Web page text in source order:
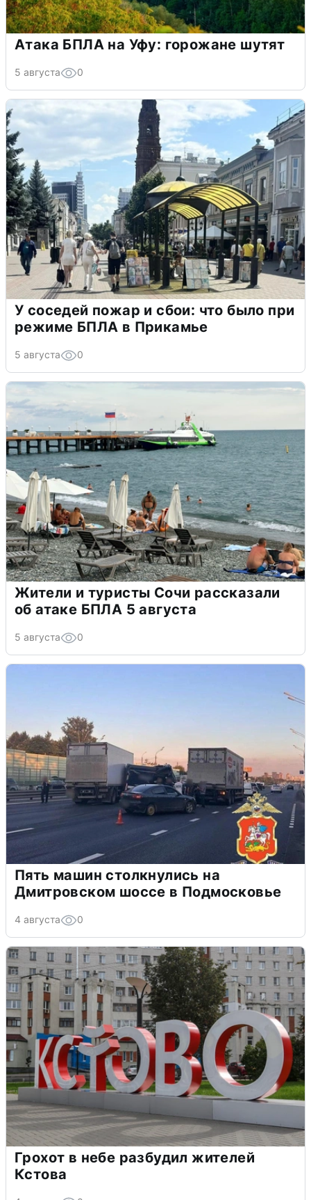
Атака БПЛА на Уфу: горожане шутят
5 августа 0
У соседей пожар и сбои: что было при
режиме БПЛА в Прикамье
5 августа 0
Жители и туристы Сочи рассказали
об атаке БПЛА 5 августа
5 августа 0
Пять машин столкнулись на
Дмитровском шоссе в Подмосковье
4 августа 0
Грохот в небе разбудил жителей
Кстова